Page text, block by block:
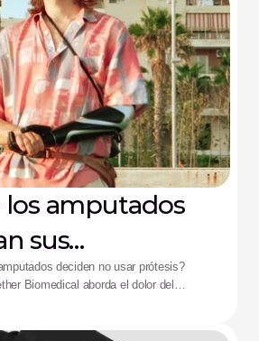
los amputados
sus
La solución
deciden no usar prótesis?
Biomedical aborda el dolor del